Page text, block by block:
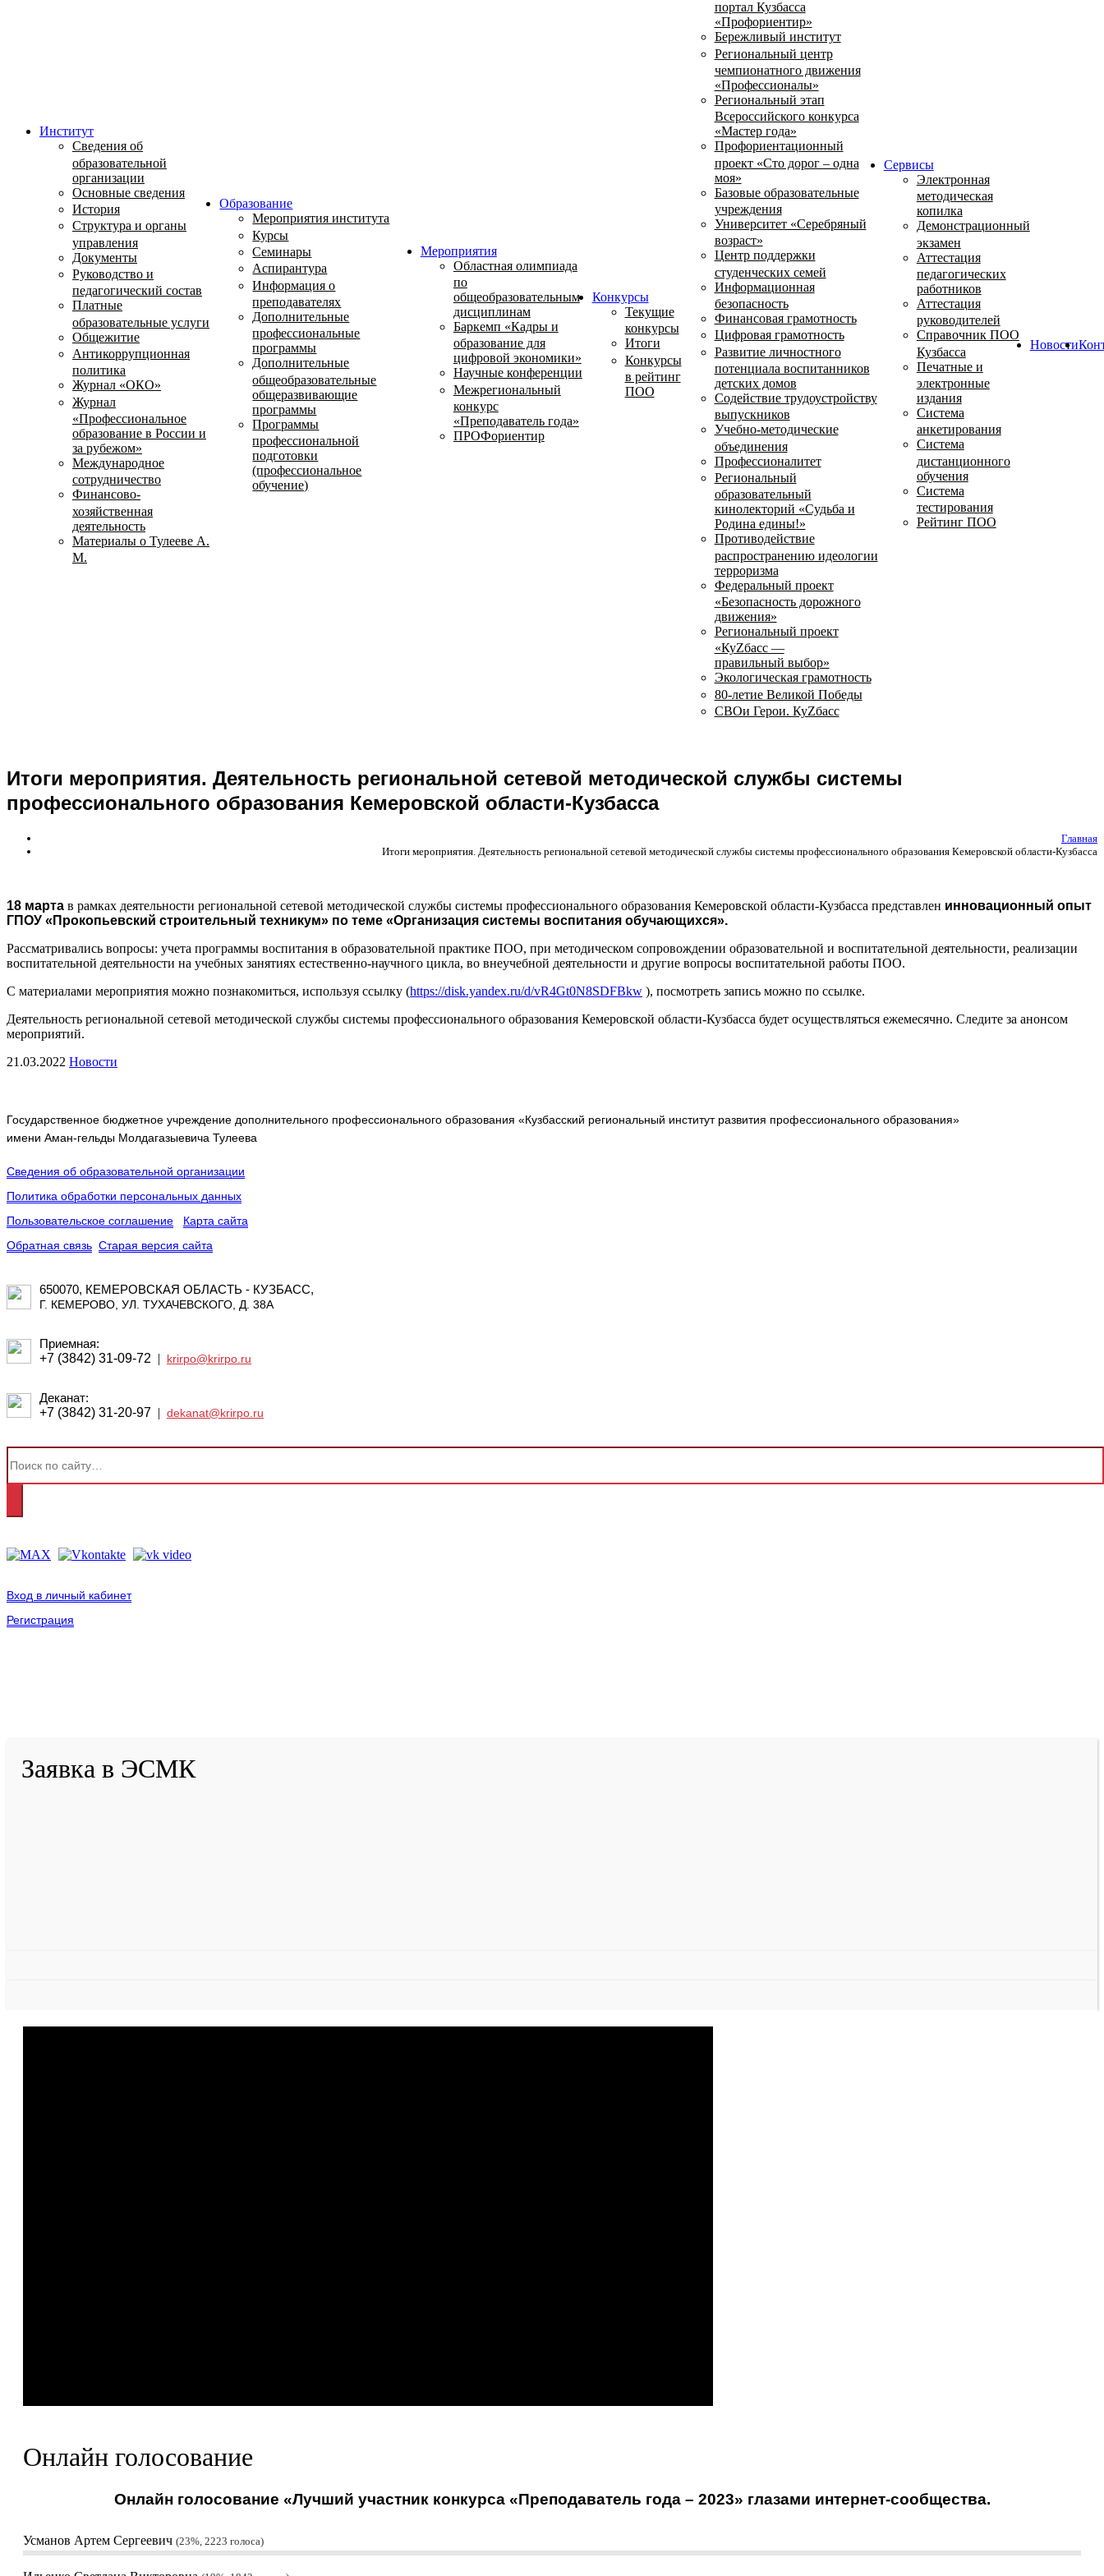
Институт
Сведения об
образовательной
организации
Основные сведения
История
Структура и органы
управления
Документы
Руководство и
педагогический состав
Платные
образовательные услуги
Общежитие
Антикоррупционная
политика
Журнал «ОКО»
Журнал
«Профессиональное
образование в России и
за рубежом»
Международное
сотрудничество
Финансово-
хозяйственная
деятельность
Материалы о Тулееве А.
М.
Образование
Мероприятия института
Курсы
Семинары
Аспирантура
Информация о
преподавателях
Дополнительные
профессиональные
программы
Дополнительные
общеобразовательные
общеразвивающие
программы
Программы
профессиональной
подготовки
(профессиональное
обучение)
Мероприятия
Областная олимпиада
по
общеобразовательным
дисциплинам
Баркемп «Кадры и
образование для
цифровой экономики»
Научные конференции
Межрегиональный
конкурс
«Преподаватель года»
ПРОФориентир
Конкурсы
Текущие
конкурсы
Итоги
Конкурсы
в рейтинг
ПОО
портал Кузбасса
«Профориентир»
Бережливый институт
Региональный центр
чемпионатного движения
«Профессионалы»
Региональный этап
Всероссийского конкурса
«Мастер года»
Профориентационный
проект «Сто дорог – одна
моя»
Базовые образовательные
учреждения
Университет «Серебряный
возраст»
Центр поддержки
студенческих семей
Информационная
безопасность
Финансовая грамотность
Цифровая грамотность
Развитие личностного
потенциала воспитанников
детских домов
Содействие трудоустройству
выпускников
Учебно-методические
объединения
Профессионалитет
Региональный
образовательный
кинолекторий «Судьба и
Родина едины!»
Противодействие
распространению идеологии
терроризма
Федеральный проект
«Безопасность дорожного
движения»
Региональный проект
«КуZбасс —
правильный выбор»
Экологическая грамотность
80-летие Великой Победы
СВОи Герои. КуZбасс
Сервисы
Электронная
методическая
копилка
Демонстрационный
экзамен
Аттестация
педагогических
работников
Аттестация
руководителей
Справочник ПОО
Кузбасса
Печатные и
электронные
издания
Система
анкетирования
Система
дистанционного
обучения
Система
тестирования
Рейтинг ПОО
Новости
Итоги мероприятия. Деятельность региональной сетевой методической службы системы
профессионального образования Кемеровской области-Кузбасса
Главная
Итоги мероприятия. Деятельность региональной сетевой методической службы системы профессионального образования Кемеровской области-Кузбасса
18 марта в рамках деятельности региональной сетевой методической службы системы профессионального образования Кемеровской области-Кузбасса представлен инновационный опыт
ГПОУ «Прокопьевский строительный техникум» по теме «Организация системы воспитания обучающихся».
Рассматривались вопросы: учета программы воспитания в образовательной практике ПОО, при методическом сопровождении образовательной и воспитательной деятельности, реализации
воспитательной деятельности на учебных занятиях естественно-научного цикла, во внеучебной деятельности и другие вопросы воспитательной работы ПОО.
С материалами мероприятия можно познакомиться, используя ссылку (https://disk.yandex.ru/d/vR4Gt0N8SDFBkw ), посмотреть запись можно по ссылке.
Деятельность региональной сетевой методической службы системы профессионального образования Кемеровской области-Кузбасса будет осуществляться ежемесячно. Следите за анонсом
мероприятий.
21.03.2022 Новости
Государственное бюджетное учреждение дополнительного профессионального образования «Кузбасский региональный институт развития профессионального образования»
имени Аман-гельды Молдагазыевича Тулеева
Сведения об образовательной организации
Политика обработки персональных данных
Пользовательское соглашение
Карта сайта
Обратная связь Старая версия сайта
650070, КЕМЕРОВСКАЯ ОБЛАСТЬ - КУЗБАСС,
Г. КЕМЕРОВО, УЛ. ТУХАЧЕВСКОГО, Д. 38А
Приемная:
+7 (3842) 31-09-72 | krirpo@krirpo.ru
Деканат:
+7 (3842) 31-20-97 | dekanat@krirpo.ru
Вход в личный кабинет
Регистрация
Заявка в ЭСМК
Онлайн голосование
Онлайн голосование «Лучший участник конкурса «Преподаватель года – 2023» глазами интернет-сообщества.
Усманов Артем Сергеевич 23%, 2223 голоса